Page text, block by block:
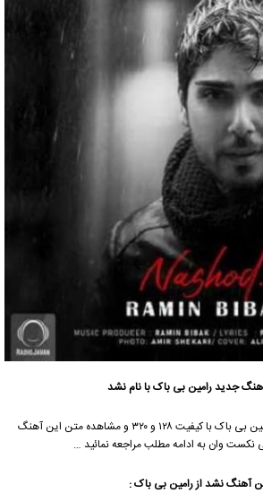
آهنگ جدیدرامین بی باکبا نام نشد
بی باک
با کیفیت ۱۲۸ و ۳۲۰ و مشاهده متن این آهنگ
نکست وان به ادامه مطلب مراجعه نمائید …
آهنگ نشد ازرامین بی باک: